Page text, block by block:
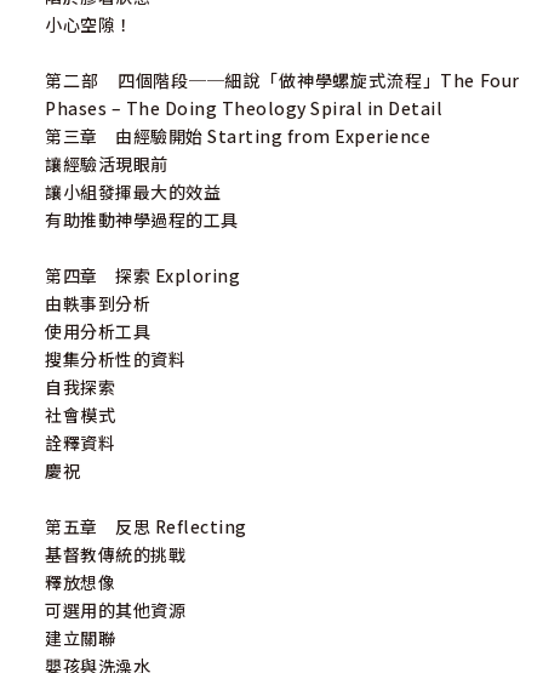
小心空隙！
第二部 四個階段──細說「做神學螺旋式流程」The Four
Phases – The Doing Theology Spiral in Detail
第三章 由經驗開始 Starting from Experience
讓經驗活現眼前
讓小組發揮最大的效益
有助推動神學過程的工具
第四章 探索 Exploring
由軼事到分析
使用分析工具
搜集分析性的資料
自我探索
社會模式
詮釋資料
慶祝
第五章 反思 Reflecting
基督教傳統的挑戰
釋放想像
可選用的其他資源
建立關聯
嬰孩與洗澡水